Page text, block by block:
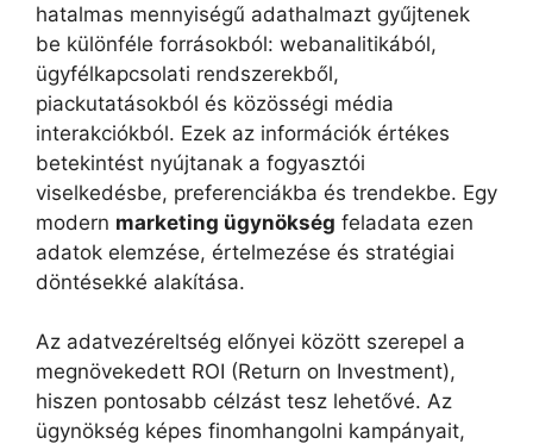
hatalmas mennyiségű adathalmazt gyűjtenek
be különféle forrásokból: webanalitikából,
ügyfélkapcsolati rendszerekből,
piackutatásokból és közösségi média
interakciókból. Ezek az információk értékes
betekintést nyújtanak a fogyasztói
viselkedésbe, preferenciákba és trendekbe. Egy
modern marketing ügynökség feladata ezen
adatok elemzése, értelmezése és stratégiai
döntésekké alakítása.
Az adatvezéreltség előnyei között szerepel a
megnövekedett ROI (Return on Investment),
hiszen pontosabb célzást tesz lehetővé. Az
ügynökség képes finomhangolni kampányait,